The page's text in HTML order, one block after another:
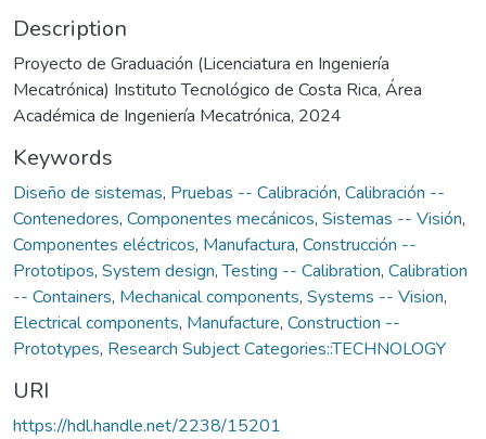
Description
Proyecto de Graduación (Licenciatura en Ingeniería
Mecatrónica) Instituto Tecnológico de Costa Rica, Área
Académica de Ingeniería Mecatrónica, 2024
Keywords
Diseño de sistemas, Pruebas -- Calibración, Calibración --
Contenedores, Componentes mecánicos, Sistemas -- Visión,
Componentes eléctricos, Manufactura, Construcción --
Prototipos, System design,Testing -- Calibration, Calibration
-- Containers, Mechanical components, Systems -- Vision,
Electrical components, Manufacture, Construction --
Prototypes, Research Subject Categories::TECHNOLOGY
URI
https://hdl.handle.net/2238/15201